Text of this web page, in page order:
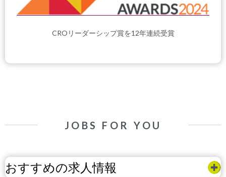
CROリーダーシップ賞を12年連続受賞
JOBS FOR YOU
おすすめの求人情報